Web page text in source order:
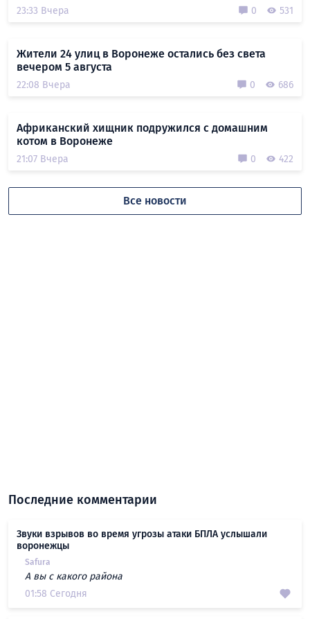
23:33 Вчера 0 531
Жители 24 улиц в Воронеже остались без света
вечером 5 августа
22:08 Вчера 0 686
Африканский хищник подружился с домашним
котом в Воронеже
21:07 Вчера 0 422
Все новости
Последние комментарии
Звуки взрывов во время угрозы атаки БПЛА услышали
воронежцы
Safura
А вы с какого района
01:58 Сегодня